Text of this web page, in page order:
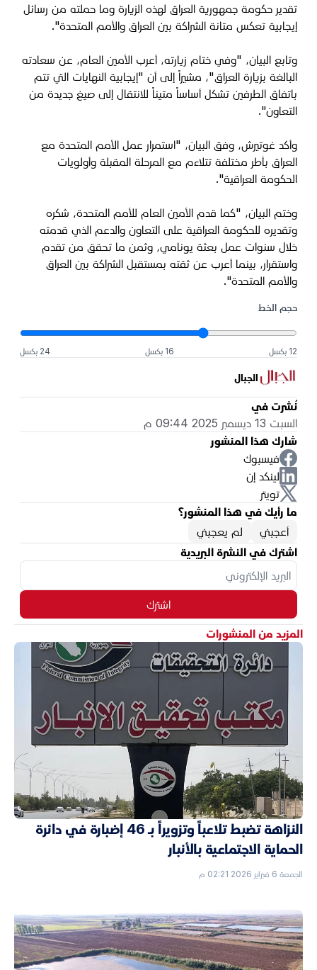
تقدير حكومة جمهورية العراق لهذه الزيارة وما حملته من رسائل
إيجابية تعكس متانة الشراكة بين العراق والأمم المتحدة".
وتابع البيان، "وفي ختام زيارته، أعرب الأمين العام، عن سعادته
البالغة بزيارة العراق"، مشيراً إلى أن "إيجابية النهايات التي تتم
باتفاق الطرفين تشكل أساساً متيناً للانتقال إلى صيغ جديدة من
التعاون".
وأكد غوتيرش، وفق البيان، "استمرار عمل الأمم المتحدة مع
العراق بأطر مختلفة تتلاءم مع المرحلة المقبلة وأولويات
الحكومة العراقية".
وختم البيان، "كما قدم الأمين العام للأمم المتحدة، شكره
وتقديره للحكومة العراقية على التعاون والدعم الذي قدمته
خلال سنوات عمل بعثة يونامي، وثمن ما تحقق من تقدم
واستقرار، بينما أعرب عن ثقته بمستقبل الشراكة بين العراق
والأمم المتحدة".
حجم الخط
12 بكسل 16 بكسل 24 بكسل
الجبال
نُشرت في
السبت 13 ديسمبر 2025 09:44 م
شارك هذا المنشور
فيسبوك
لينكد إن
تويتر
ما رأيك في هذا المنشور؟
أعجبني
لم يعجبني
اشترك في النشرة البريدية
اشترك
المزيد من المنشورات
النزاهة تضبط تلاعباً وتزويراً بـ 46 إضبارة في دائرة
الحماية الاجتماعية بالأنبار
الجمعة 6 فبراير 2026 02:21 م